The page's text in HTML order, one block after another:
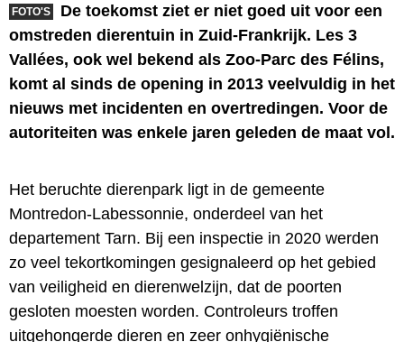
FOTO'S
De toekomst ziet er niet goed uit voor een
omstreden dierentuin in Zuid-Frankrijk. Les 3
Vallées, ook wel bekend als Zoo-Parc des Félins,
komt al sinds de opening in 2013 veelvuldig in het
nieuws met incidenten en overtredingen. Voor de
autoriteiten was enkele jaren geleden de maat vol.
Het beruchte dierenpark ligt in de gemeente
Montredon-Labessonnie, onderdeel van het
departement Tarn. Bij een inspectie in 2020 werden
zo veel tekortkomingen gesignaleerd op het gebied
van veiligheid en dierenwelzijn, dat de poorten
gesloten moesten worden. Controleurs troffen
uitgehongerde dieren en zeer onhygiënische